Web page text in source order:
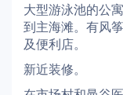
大型游泳池的公
到主海滩。有风
及便利店。
新近装修。